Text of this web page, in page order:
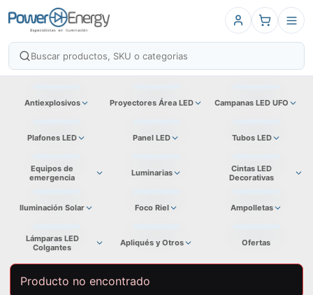
Antiexplosivos Proyectores Área LED Campanas LED UFO
Plafones LED Panel LED Tubos LED
Equipos de
emergencia
Luminarias
Cintas LED
Decorativas
Iluminación Solar Foco Riel Ampolletas
Lámparas LED
Colgantes
Apliqués y Otros Ofertas
Producto no encontrado